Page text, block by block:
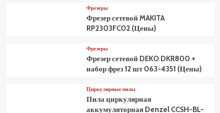
Фрезеры
Фрезер сетевой MAKITA
RP2303FC02 (Цены)
Фрезеры
Фрезер сетевой DEKO DKR800 +
набор фрез 12 шт 063-4351 (Цены)
Циркулярные пилы
Пила циркулярная
аккумуляторная Denzel CCSH-BL-